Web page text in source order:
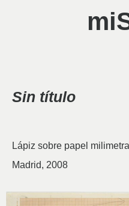
Sin título
Lápiz sobre papel
Madrid, 2008